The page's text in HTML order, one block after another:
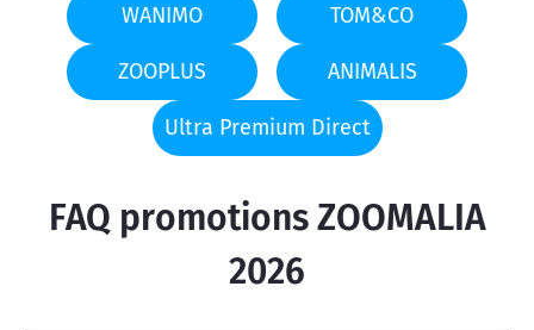
WANIMO TOM&CO
ZOOPLUS ANIMALIS
Ultra Premium Direct
FAQ promotions ZOOMALIA
2026